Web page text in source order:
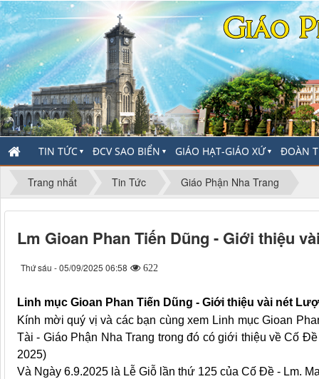
TIN TỨC ▼ ĐCV SAO BIỂN ▼ GIÁO HẠT-GIÁO XỨ▼ ĐOÀN
Trang nhất Tin Tức Giáo Phận Nha Trang
Lm Gioan Phan Tiến Dũng - Giới thiệu
Thứ sáu - 05/09/2025 06:58 622
Linh mục Gioan Phan Tiến Dũng - Giới thiệu vài nét
Kính mời quý vị và các bạn cùng xem Linh mục Gioan
Tài - Giáo Phận Nha Trang trong đó có giới thiệu về Cố
2025)
Và Ngày 6.9.2025 là Lễ Giỗ lần thứ 125 của Cố Đề - Lm.